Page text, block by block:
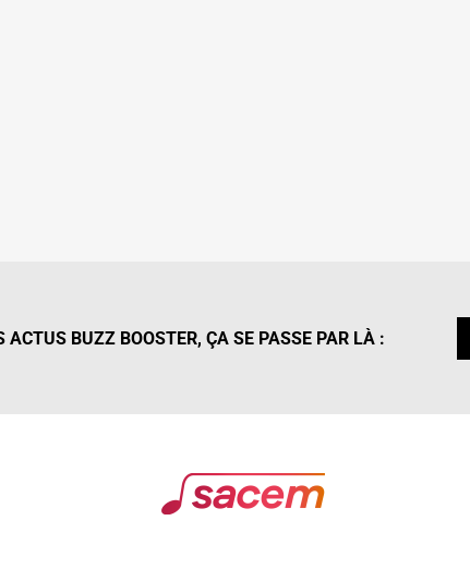
ACTUS BUZZ BOOSTER, ÇA SE PASSE PAR LÀ :